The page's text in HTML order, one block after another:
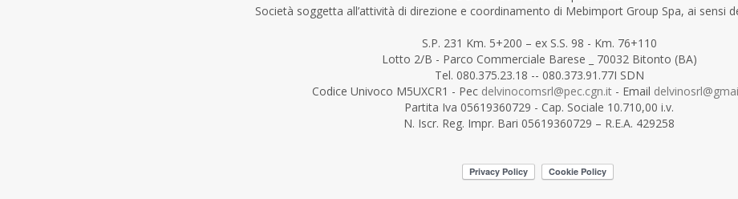
Società soggetta all’attività di direzione e coordinamento di Mebimport Group Spa, ai sensi
S.P. 231 Km. 5+200 – ex S.S. 98 - Km. 76+110
Lotto 2/B - Parco Commerciale Barese _ 70032 Bitonto (BA)
Tel. 080.375.23.18 -- 080.373.91.77I SDN
Codice Univoco M5UXCR1 - Pec delvinocomsrl@pec.cgn.it- Email
Partita Iva 05619360729 - Cap. Sociale 10.710,00 i.v.
N. Iscr. Reg. Impr. Bari 05619360729 – R.E.A. 429258